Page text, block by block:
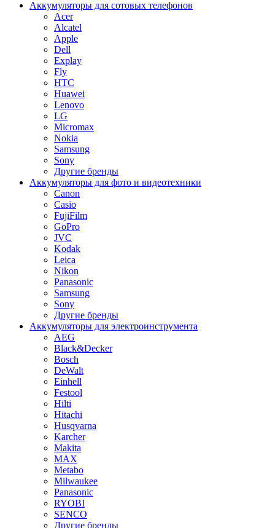
Аккумуляторы для сотовых телефонов
Acer
Alcatel
Apple
Dell
Explay
Fly
HTC
Huawei
Lenovo
LG
Micromax
Nokia
Samsung
Sony
Другие бренды
Аккумуляторы для фото и видеотехники
Canon
Casio
FujiFilm
GoPro
JVC
Kodak
Leica
Nikon
Panasonic
Samsung
Sony
Другие бренды
Аккумуляторы для электроинструмента
AEG
Black&Decker
Bosch
DeWalt
Einhell
Festool
Hilti
Hitachi
Husqvarna
Karcher
Makita
MAX
Metabo
Milwaukee
Panasonic
RYOBI
SENCO
Другие бренды